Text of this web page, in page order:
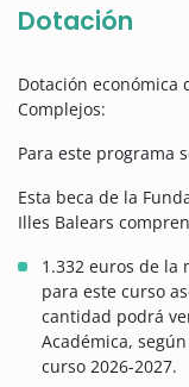
Dotación
Dotación económica
Complejos:
Para este programa
Esta beca de la
Illes Balears
1.332 euros de
para este curso
cantidad podrá
Académica,
curso 2026-2027.